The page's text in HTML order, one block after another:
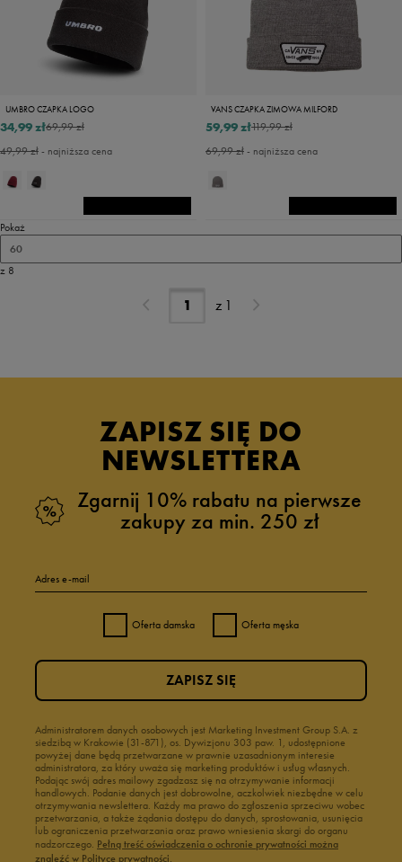
UMBRO CZAPKA LOGO
69,99 zł
34,99 zł
49,99 zł- najniższa cena
VANS CZAPKA ZIMOWA MILFORD
119,99 zł
59,99 zł
69,99 zł- najniższa cena
Pokaż
60
z 8
z 1
ZAPISZ SIĘ DO
NEWSLETTERA
Zgarnij 10% rabatu na pierwsze
zakupy za min. 250 zł
Adres e-mail
Oferta damska Oferta męska
Administratorem danych osobowych jest Marketing Investment Group S.A. z
siedzibą w Krakowie (31-871), os. Dywizjonu 303 paw. 1, udostępnione
powyżej dane będą przetwarzane w prawnie uzasadnionym interesie
administratora, za który uważa się marketing produktów i usług własnych.
Podając swój adres mailowy zgadzasz się na otrzymywanie informacji
handlowych. Podanie danych jest dobrowolne, aczkolwiek niezbędne w celu
otrzymywania newslettera. Każdy ma prawo do zgłoszenia sprzeciwu wobec
przetwarzania, a także żądania dostępu do danych, sprostowania, usunięcia
lub ograniczenia przetwarzania oraz prawo wniesienia skargi do organu
nadzorczego. Pełną treść oświadczenia o ochronie prywatności można
znaleźć w Polityce prywatności.
ZAPISZ SIĘ